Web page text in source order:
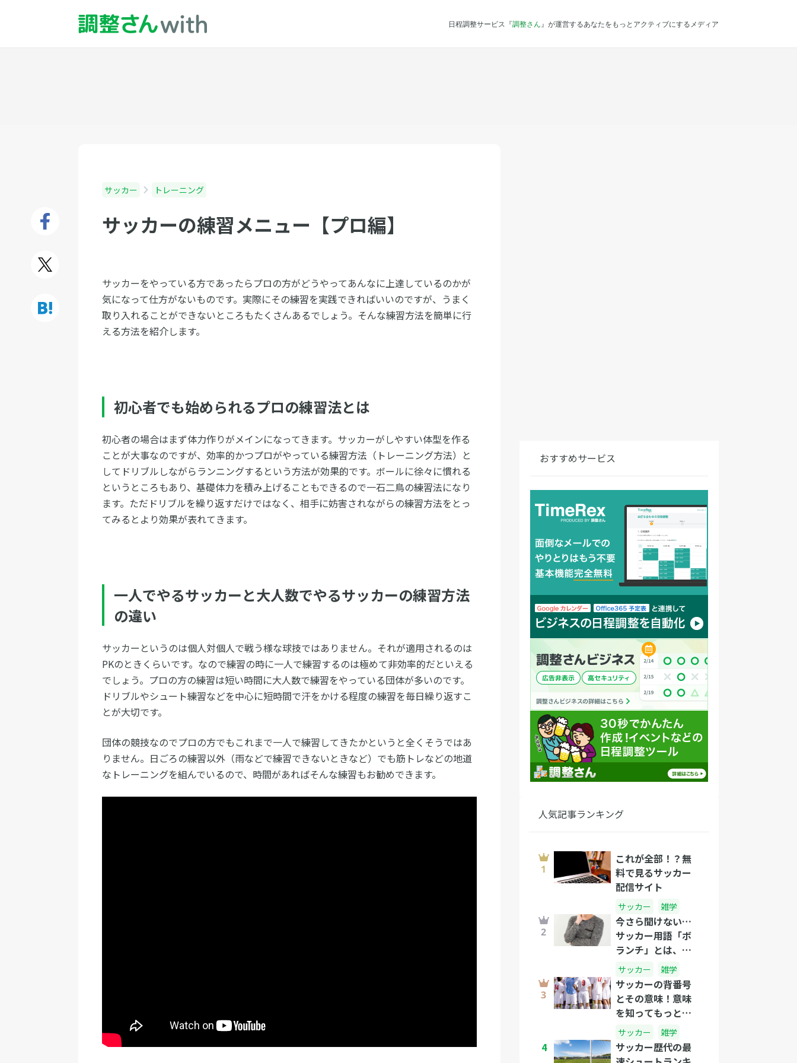
日程調整サービス『調整さん 』が運営するあなたをもっとアクティブにするメディア
サッカー トレーニング
サッカーの練習メニュー【プロ編】
サッカーをやっている方であったらプロの方がどうやってあんなに上達しているのかが
気になって仕方がないものです。実際にその練習を実践できればいいのですが、うまく
取り入れることができないところもたくさんあるでしょう。そんな練習方法を簡単に行
える方法を紹介します。
初心者でも始められるプロの練習法とは
初心者の場合はまず体力作りがメインになってきます。サッカーがしやすい体型を作る
ことが大事なのですが、効率的かつプロがやっている練習方法（トレーニング方法）と
してドリブルしながらランニングするという方法が効果的です。ボールに徐々に慣れる
というところもあり、基礎体力を積み上げることもできるので一石二鳥の練習法になり
ます。ただドリブルを繰り返すだけではなく、相手に妨害されながらの練習方法をとっ
てみるとより効果が表れてきます。
一人でやるサッカーと大人数でやるサッカーの練習方法
の違い
サッカーというのは個人対個人で戦う様な球技ではありません。それが適用されるのは
PKのときくらいです。なので練習の時に一人で練習するのは極めて非効率的だといえる
でしょう。プロの方の練習は短い時間に大人数で練習をやっている団体が多いのです。
ドリブルやシュート練習などを中心に短時間で汗をかける程度の練習を毎日繰り返すこ
とが大切です。
団体の競技なのでプロの方でもこれまで一人で練習してきたかというと全くそうではあ
りません。日ごろの練習以外（雨などで練習できないときなど）でも筋トレなどの地道
なトレーニングを組んでいるので、時間があればそんな練習もお勧めできます。
おすすめサービス
人気記事ランキング
これが全部！？無
料で見るサッカー
配信サイト
サッカー 雑学
今さら聞けない…
サッカー用語「ボ
ランチ」とは、一
体なんだ！？
サッカー 雑学
サッカーの背番号
とその意味！意味
を知ってもっとサ
ッカーを楽しも
う！
サッカー 雑学
4
サッカー歴代の最